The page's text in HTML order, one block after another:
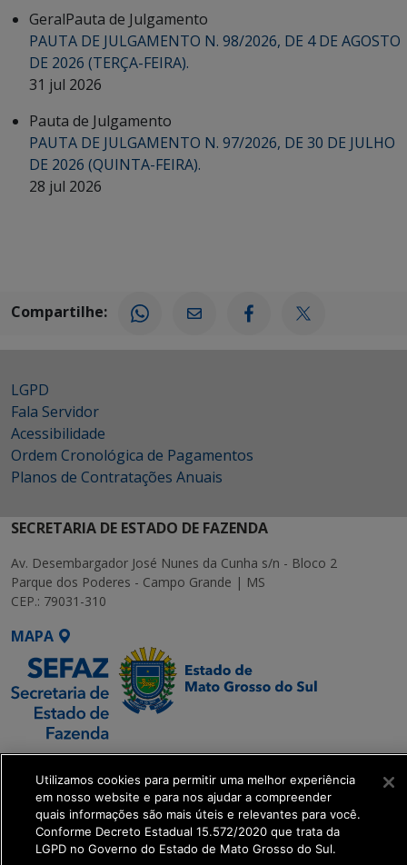
GeralPauta de Julgamento
PAUTA DE JULGAMENTO N. 98/2026, DE 4 DE AGOSTO
DE 2026 (TERÇA-FEIRA).
31 jul 2026
Pauta de Julgamento
PAUTA DE JULGAMENTO N. 97/2026, DE 30 DE JULHO
DE 2026 (QUINTA-FEIRA).
28 jul 2026
Compartilhe:
LGPD
Fala Servidor
Acessibilidade
Ordem Cronológica de Pagamentos
Planos de Contratações Anuais
SECRETARIA DE ESTADO DE FAZENDA
Av. Desembargador José Nunes da Cunha s/n - Bloco 2
Parque dos Poderes - Campo Grande | MS
CEP.: 79031-310
MAPA
SETDIG | Secretaria-
Executiva de
Transformação Digital
get_footer();
Utilizamos cookies para permitir uma melhor experiência
em nosso website e para nos ajudar a compreender
quais informações são mais úteis e relevantes para você.
Conforme Decreto Estadual 15.572/2020 que trata da
LGPD no Governo do Estado de Mato Grosso do Sul.